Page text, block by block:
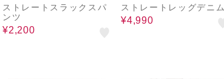
ストレートスラックスパ
ンツ
¥2,200
ストレートレッグデニム
¥4,990